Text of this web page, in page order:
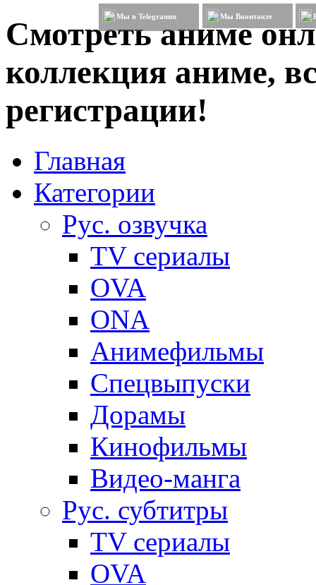
Смотреть аниме
коллекция аниме,
регистрации!
Мы в Telegramm Мы Вконтакте
Главная
Категории
Рус. озвучка
TV сериалы
OVA
ONA
Анимефильмы
Спецвыпуски
Дорамы
Кинофильмы
Видео-манга
Рус. субтитры
TV сериалы
OVA